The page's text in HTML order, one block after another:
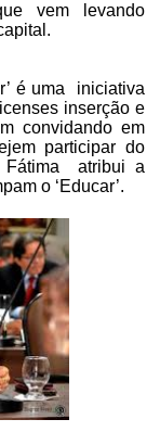
vem levando
é uma
iniciativa
inserção e
convidando em
participar do
Fátima
atribui a
o ‘Educar’.